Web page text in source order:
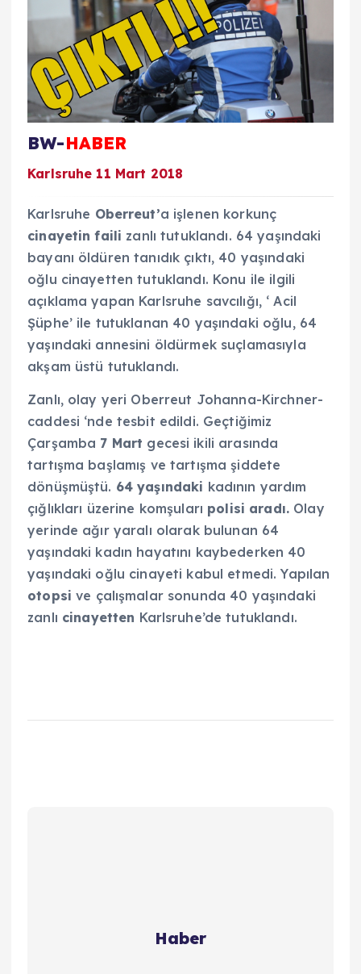
BW-HABER
Karlsruhe 11 Mart 2018
Karlsruhe Oberreut’a işlenen korkunç
cinayetin faili zanlı tutuklandı. 64 yaşındaki
bayanı öldüren tanıdık çıktı, 40 yaşındaki
oğlu cinayetten tutuklandı. Konu ile ilgili
açıklama yapan Karlsruhe savcılığı, ‘ Acil
Şüphe’ ile tutuklanan 40 yaşındaki oğlu, 64
yaşındaki annesini öldürmek suçlamasıyla
akşam üstü tutuklandı.
Zanlı, olay yeri Oberreut Johanna-Kirchner-
caddesi ‘nde tesbit edildi. Geçtiğimiz
Çarşamba 7 Mart gecesi ikili arasında
tartışma başlamış ve tartışma şiddete
dönüşmüştü. 64 yaşındaki kadının yardım
çığlıkları üzerine komşuları polisi aradı. Olay
yerinde ağır yaralı olarak bulunan 64
yaşındaki kadın hayatını kaybederken 40
yaşındaki oğlu cinayeti kabul etmedi. Yapılan
otopsi ve çalışmalar sonunda 40 yaşındaki
zanlı cinayetten Karlsruhe’de tutuklandı.
Haber